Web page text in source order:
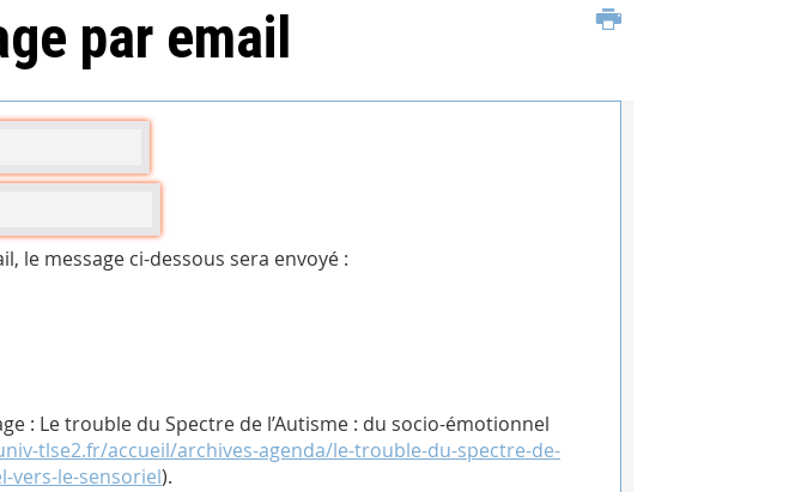
par email
le message ci-dessous sera envoyé :
: Le trouble du Spectre de l’Autisme : du socio-émotionnel
tlse2.fr/accueil/archives-agenda/le-trouble-du-spectre-de-
vers-le-sensoriel).